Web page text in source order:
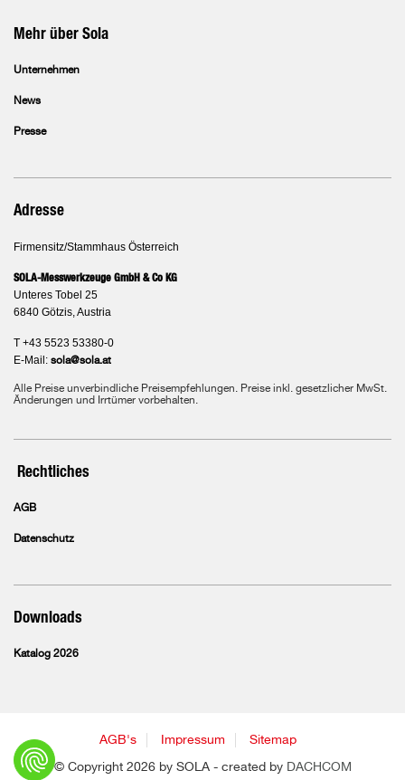
Mehr über Sola
Unternehmen
News
Presse
Adresse
Firmensitz/Stammhaus Österreich
SOLA-Messwerkzeuge GmbH & Co KG
Unteres Tobel 25
6840 Götzis, Austria
T +43 5523 53380-0
E-Mail: sola@sola.at
Alle Preise unverbindliche Preisempfehlungen. Preise inkl. gesetzlicher MwSt.
Änderungen und Irrtümer vorbehalten.
Rechtliches
AGB
Datenschutz
Downloads
Katalog 2026
AGB's Impressum Sitemap
© Copyright 2026 by SOLA - created by DACHCOM